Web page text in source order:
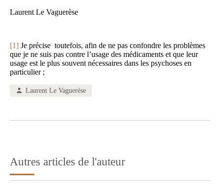
Laurent Le Vaguerèse
[1] Je précise toutefois, afin de ne pas confondre les problèmes
que je ne suis pas contre l’usage des médicaments et que leur
usage est le plus souvent nécessaires dans les psychoses en
particulier ;
Laurent Le Vaguerèse
Autres articles de l'auteur